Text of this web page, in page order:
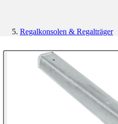
Regalkonsolen & Regalträger